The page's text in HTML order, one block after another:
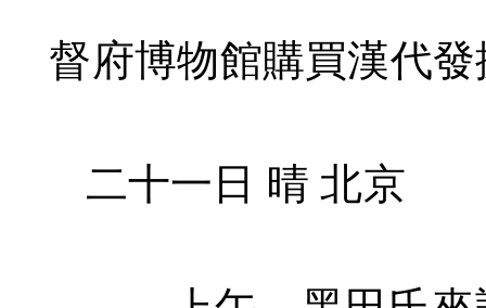
督府博物館購買漢代
二十一日 晴 北京